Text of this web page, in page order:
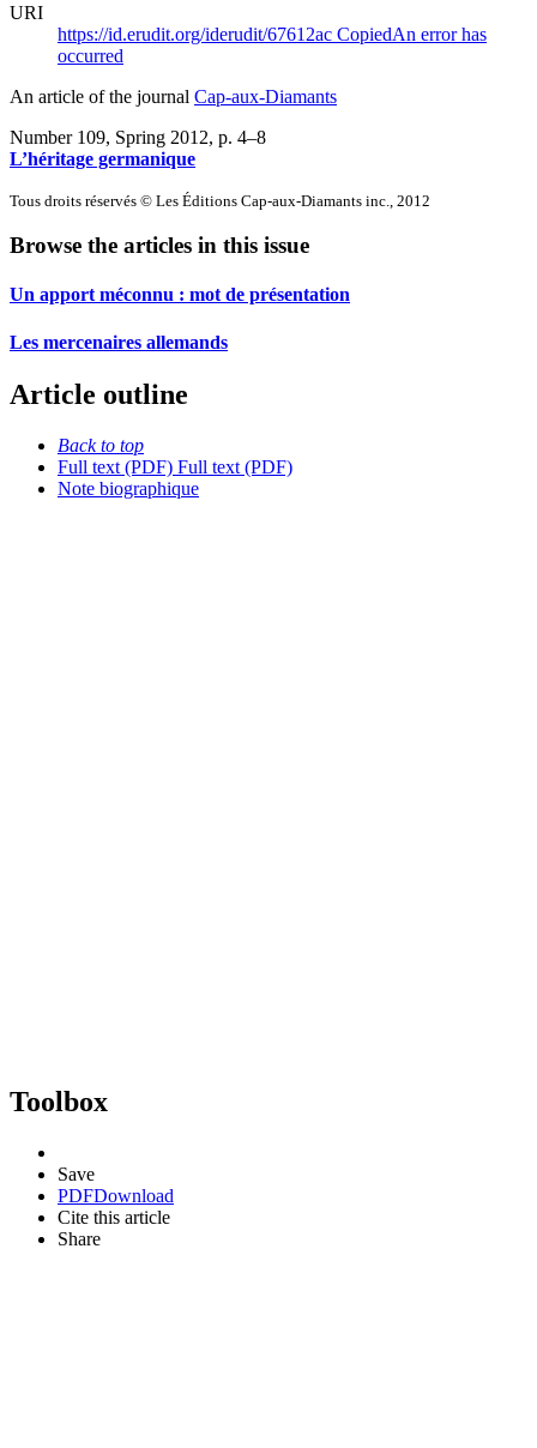
URI
https://id.erudit.org/iderudit/67612ac CopiedAn error has
occurred
An article of the journal Cap-aux-Diamants
Number 109, Spring 2012, p. 4–8
L’héritage germanique
Tous droits réservés © Les Éditions Cap-aux-Diamants inc., 2012
Browse the articles in this issue
Un apport méconnu : mot de présentation
Les mercenaires allemands
Article outline
Back to top
Full text (PDF) Full text (PDF)
Note biographique
Toolbox
Save
PDFDownload
Cite this article
Share